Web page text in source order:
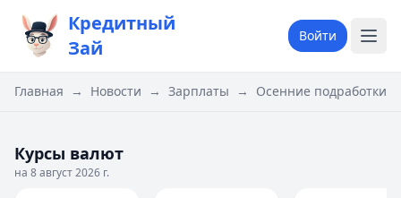
Кредитный
Зай
Войти
Главная → Новости → Зарплаты → Осенние подработки
Курсы валют
на 8 август 2026 г.